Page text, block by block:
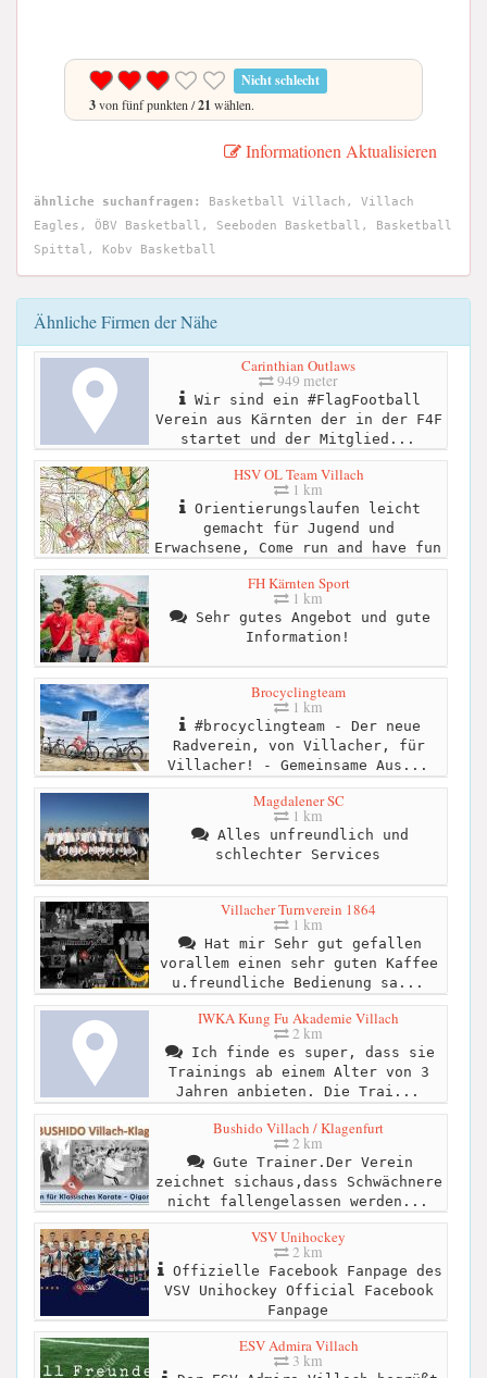
Nicht schlecht
3von fünf punkten /21 wählen.
Informationen Aktualisieren
ähnliche suchanfragen:
Basketball Villach, Villach
Eagles, ÖBV Basketball, Seeboden Basketball, Basketball
Spittal, Kobv Basketball
Ähnliche Firmen der Nähe
Carinthian Outlaws
949 meter
Wir sind ein #FlagFootball
Verein aus Kärnten der in der F4F
startet und der Mitglied...
HSV OL Team Villach
1 km
Orientierungslaufen leicht
gemacht für Jugend und
Erwachsene, Come run and have fun
FH Kärnten Sport
1 km
Sehr gutes Angebot und gute
Information!
Brocyclingteam
1 km
#brocyclingteam - Der neue
Radverein, von Villacher, für
Villacher! - Gemeinsame Aus...
Magdalener SC
1 km
Alles unfreundlich und
schlechter Services
Villacher Turnverein 1864
1 km
Hat mir Sehr gut gefallen
vorallem einen sehr guten Kaffee
u.freundliche Bedienung sa...
IWKA Kung Fu Akademie Villach
2 km
Ich finde es super, dass sie
Trainings ab einem Alter von 3
Jahren anbieten. Die Trai...
Bushido Villach / Klagenfurt
2 km
Gute Trainer.Der Verein
zeichnet sichaus,dass Schwächnere
nicht fallengelassen werden...
VSV Unihockey
2 km
Offizielle Facebook Fanpage des
VSV Unihockey Official Facebook
Fanpage
ESV Admira Villach
3 km